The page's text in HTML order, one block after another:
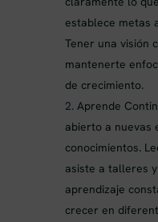
establece metas
Tener una visión
mantenerte
de crecimiento.
Aprende
abierto a nuevas
conocimientos.
asiste a talleres
aprendizaje
crecer en